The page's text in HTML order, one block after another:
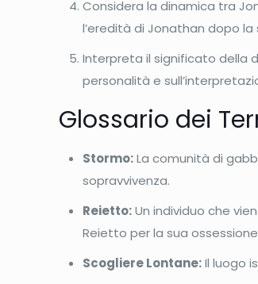
Considera la dinamica tra
l’eredità di Jonathan dopo
Interpreta il significato della
personalità e
Glossario dei
Stormo:La comunità di
sopravvivenza.
Reietto:Un individuo che
Reietto per la sua
Scogliere Lontane:Il luogo